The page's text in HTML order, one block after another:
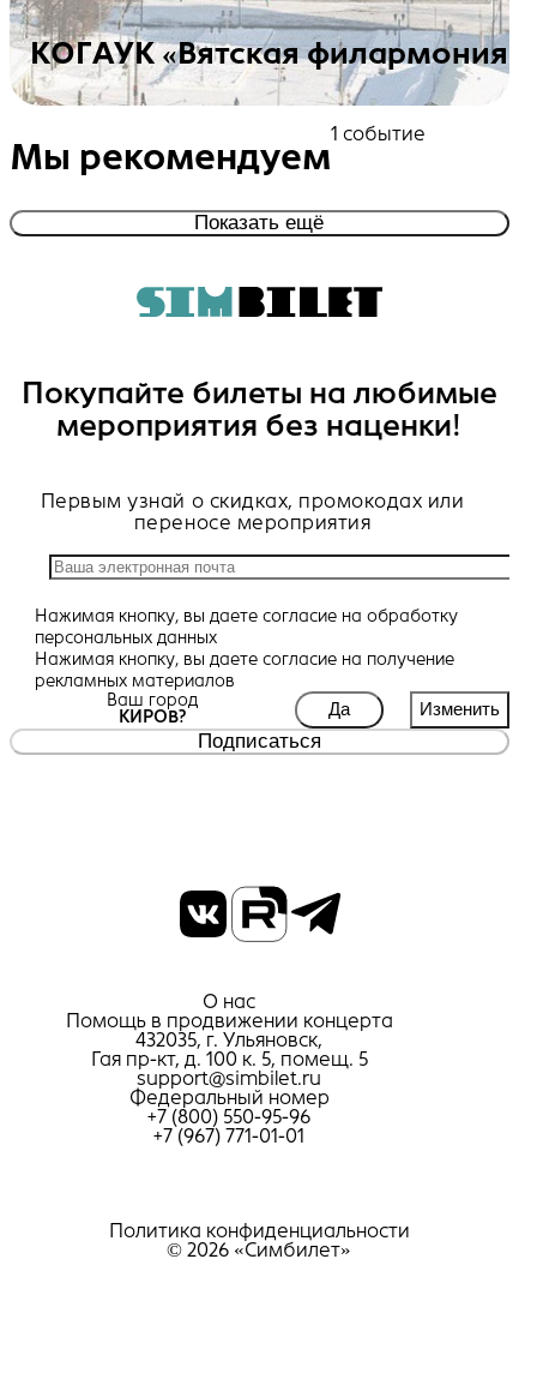
КОГАУК «Вятская филармония»
Мы рекомендуем
1 событие
Показать ещё
Покупайте билеты на любимые
мероприятия без наценки!
Первым узнай о скидках, промокодах или
переносе мероприятия
Нажимая кнопку, вы даете согласие на обработку
персональных данных
Нажимая кнопку, вы даете согласие на получение
рекламных материалов
Ваш город
КИРОВ?
Да Изменить
Подписаться
О нас
Помощь в продвижении концерта
432035, г. Ульяновск,
Гая пр-кт, д. 100 к. 5, помещ. 5
support@simbilet.ru
Федеральный номер
+7 (800) 550-95-96
+7 (967) 771-01-01
Политика конфиденциальности
© 2026 «Симбилет»